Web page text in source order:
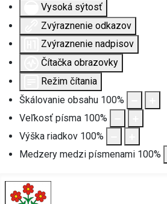
Vysoká sýtosť
Zvýraznenie odkazov
Zvýraznenie nadpisov
Čítačka obrazovky
Režim čítania
Škálovanie obsahu 100%
Veľkosť písma 100%
Výška riadkov 100%
Medzery medzi písmenami 100%